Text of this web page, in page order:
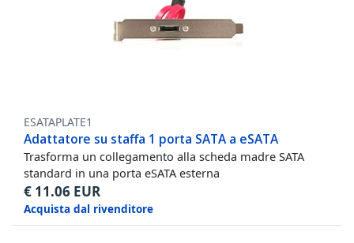
ESATAPLATE1
Adattatore su staffa 1 porta SATA a eSATA
Trasforma un collegamento alla scheda madre SATA
standard in una porta eSATA esterna
€ 11.06 EUR
Acquista dal rivenditore